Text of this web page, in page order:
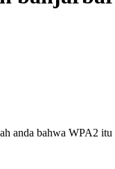
bahwa WPA2